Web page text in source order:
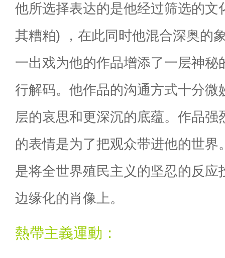
他所选择表达的是他经过筛选的文
其糟粕) ，在此同时他混合深奥的
一出戏为他的作品增添了一层神秘
行解码。他作品的沟通方式十分微
层的哀思和更深沉的底蕴。作品强
的表情是为了把观众带进他的世界
是将全世界殖民主义的坚忍的反应
边缘化的肖像上。
熱帶主義運動：